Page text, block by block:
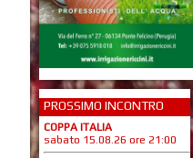
PROSSIMO INCONTRO
COPPA ITALIA
sabato 15.08.26 ore 21:00